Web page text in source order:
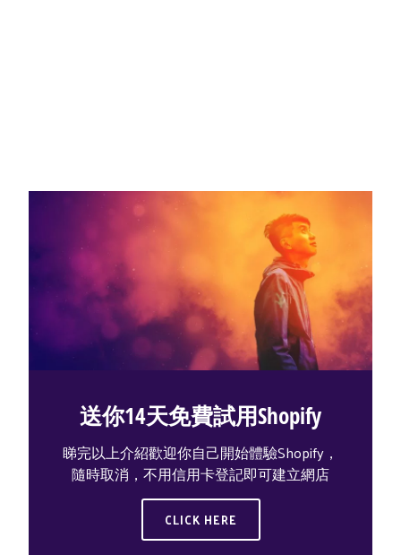
送你14天免費試用Shopify
睇完以上介紹歡迎你自己開始體驗Shopify，
隨時取消，不用信用卡登記即可建立網店
CLICK HERE